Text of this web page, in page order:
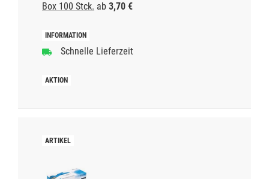
Box 100 Stck. ab 3,70 €
Schnelle Lieferzeit